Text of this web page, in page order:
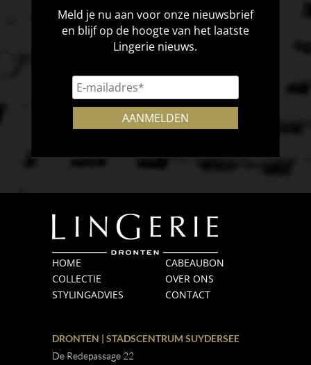
Meld je nu aan voor onze nieuwsbrief
en blijf op de hoogte van het laatste
Lingerie nieuws.
HOME
CABEAUBON
COLLECTIE
OVER ONS
STYLINGADVIES
CONTACT
DRONTEN | STADSCENTRUM SUYDERSEE
De Redepassage 22